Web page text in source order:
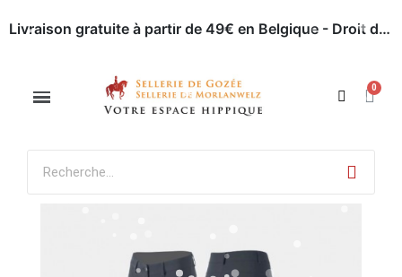
Livraison gratuite à partir de 49€ en Belgique - Droit de retour dans les 30 jours - Paiement en ligne sécurisé